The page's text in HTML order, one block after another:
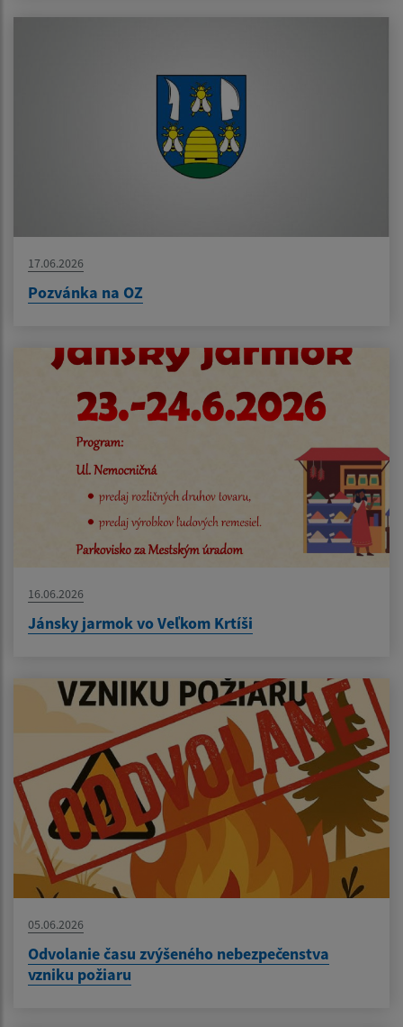
17.06.2026
Pozvánka na OZ
16.06.2026
Jánsky jarmok vo Veľkom Krtíši
05.06.2026
Odvolanie času zvýšeného nebezpečenstva
vzniku požiaru